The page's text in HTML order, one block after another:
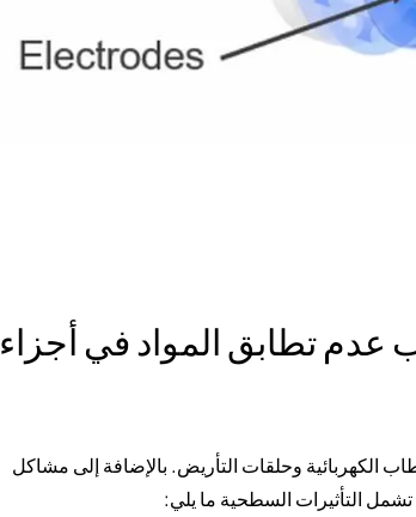
تطابق المواد في أجزاء
الكهربائية وحلقات التأريض. بالإضافة إلى مشاكل
التأثيرات السطحية ما يلي: